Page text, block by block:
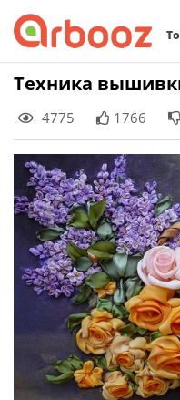
Skip
content
Техника
4775 1766
Найти: